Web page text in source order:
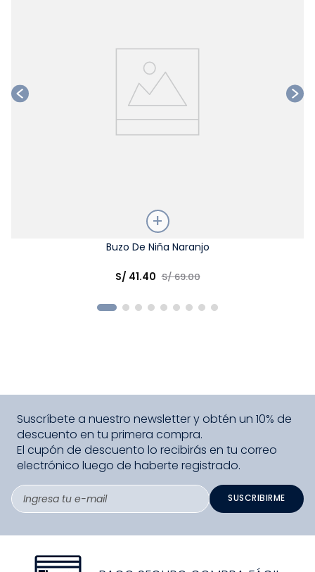
Buzo De Niña Naranjo
S/ 41.40 S/69.00
Suscríbete a nuestro newsletter y obtén un 10% de
descuento en tu primera compra.
El cupón de descuento lo recibirás en tu correo
electrónico luego de haberte registrado.
SUSCRIBIRME